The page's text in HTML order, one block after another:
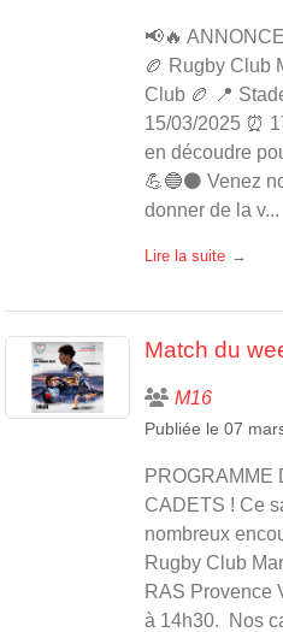
📢🔥
🏉 Rugby Club
Club 🏉 📍
15/03/2025 ⏰
en découdre
💪🔵⚫ Venez
donner de la v...
Lire la suite
Match du
M16
Publiée le 07
PROGRAMME
CADETS ! Ce
nombreux
Rugby Club
RAS Provence
à 14h30. ️ Nos